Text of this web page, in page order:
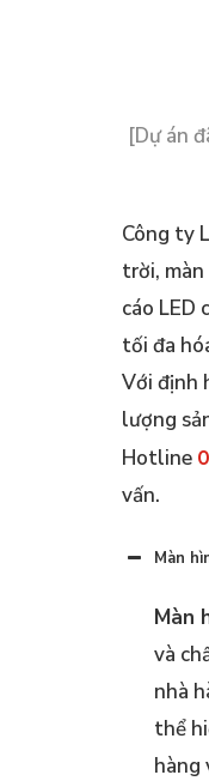
[Dự án
Công ty
trời, màn
cáo LED
tối đa
Với định
lượng
Hotline
vấn.
Màn
Màn
và
nhà
thể
hàng